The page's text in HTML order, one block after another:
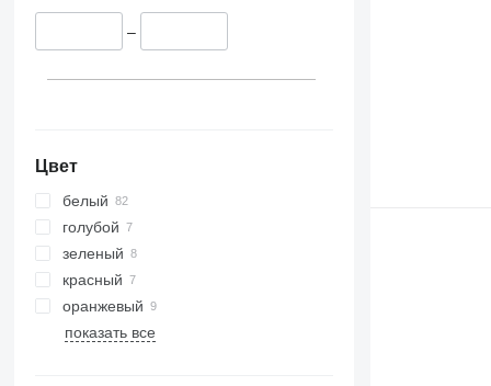
–
Цвет
белый
голубой
зеленый
красный
оранжевый
показать все